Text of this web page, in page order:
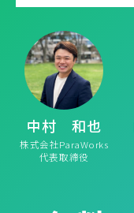
中村 和也
株式会社ParaWorks
代表取締役